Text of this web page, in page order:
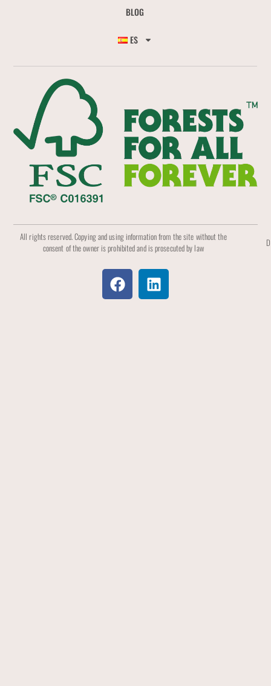
BLOG
ES
All rights reserved. Copying and using information from the site without the
consent of the owner is prohibited and is prosecuted by law